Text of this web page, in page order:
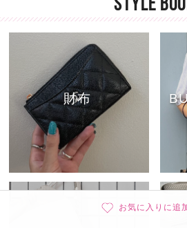
お気に入りに追
財布